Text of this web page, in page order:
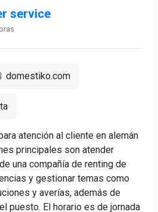
service
domestiko.com
atención al cliente en alemán
principales son atender
una compañía de renting de
y gestionar temas como
y averías, además de
puesto. El horario es de jornada